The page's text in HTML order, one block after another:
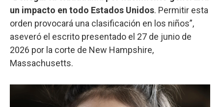
un impacto en todo Estados Unidos. Permitir esta
orden provocará una clasificación en los niños”,
aseveró el escrito presentado el 27 de junio de
2026 por la corte de New Hampshire,
Massachusetts.